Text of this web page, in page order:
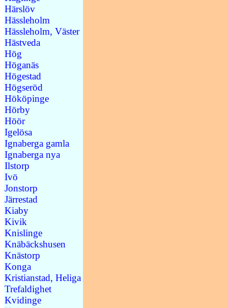
Härslöv
Hässleholm
Hässleholm, Väster
Hästveda
Hög
Höganäs
Högestad
Högseröd
Hököpinge
Hörby
Höör
Igelösa
Ignaberga gamla
Ignaberga nya
Ilstorp
Ivö
Jonstorp
Järrestad
Kiaby
Kivik
Knislinge
Knäbäckshusen
Knästorp
Konga
Kristianstad, Heliga
Trefaldighet
Kvidinge